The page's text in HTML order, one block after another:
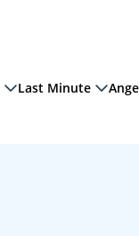
Last Minute